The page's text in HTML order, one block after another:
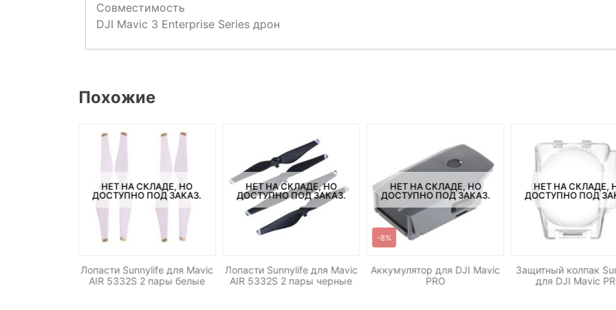
Совместимость
DJI Mavic 3 Enterprise Series дрон
Похожие
НЕТ НА СКЛАДЕ, НО
ДОСТУПНО ПОД ЗАКАЗ.
Лопасти Sunnylife для Mavic
AIR 5332S 2 пары белые
НЕТ НА СКЛАДЕ, НО
ДОСТУПНО ПОД ЗАКАЗ.
Лопасти Sunnylife для Mavic
AIR 5332S 2 пары черные
НЕТ НА СКЛАДЕ, НО
ДОСТУПНО ПОД ЗАКАЗ.
-8%
Аккумулятор для DJI Mavic
PRO
НЕТ НА СКЛАДЕ,
ДОСТУПНО ПОД
Защитный колпак
для DJI Mavic